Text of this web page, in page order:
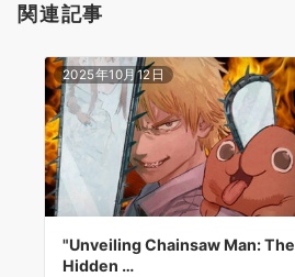
関連記事
2025年10月12日
"Unveiling Chainsaw Man: The
Hidden …